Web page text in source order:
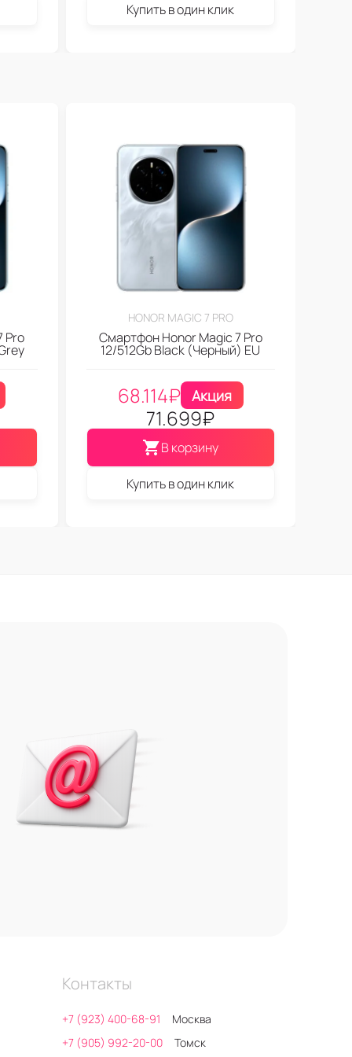
Купить в один клик
Pro
HONOR MAGIC 7 PRO
Смартфон Honor Magic 7 Pro
12/512Gb Black (Черный) EU
68.114₽ Акция
71.699₽
В корзину
Купить в один клик
Контакты
+7 (923) 400-68-91
Москва
+7 (905) 992-20-00
Томск